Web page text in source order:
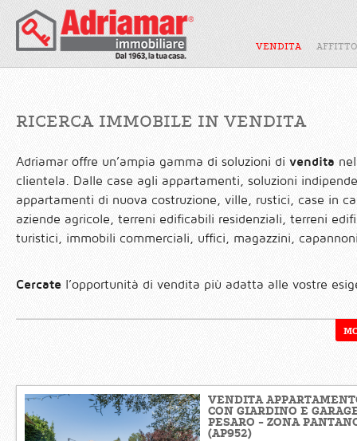
VENDITA AFFITTO
RICERCA IMMOBILE IN VENDITA
Adriamar offre un’ampia gamma di soluzioni di vendita
clientela. Dalle case agli appartamenti, soluzioni
appartamenti di nuova costruzione, ville, rustici, case in
aziende agricole, terreni edificabili residenziali, terreni
turistici, immobili commerciali, uffici, magazzini,
Cercate l’opportunità di vendita più adatta alle vostre
VENDITA
CON GIARDINO E
PESARO - ZONA
(AP952)